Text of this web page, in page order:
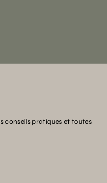
conseils pratiques et toutes